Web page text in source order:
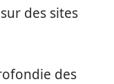
des sites
des